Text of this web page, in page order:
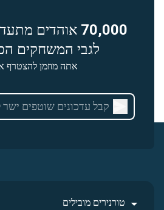
70,000 אוהדים
לגבי המשחקים
אתה מוזמן להצטרף
טורנירים מובילים